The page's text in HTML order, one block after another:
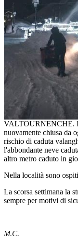
VALTOURNENCHE.
nuovamente chiusa da
rischio di caduta
l'abbondante neve
altro metro caduto in
Nella località sono
La scorsa settimana la
sempre per motivi di
M.C.